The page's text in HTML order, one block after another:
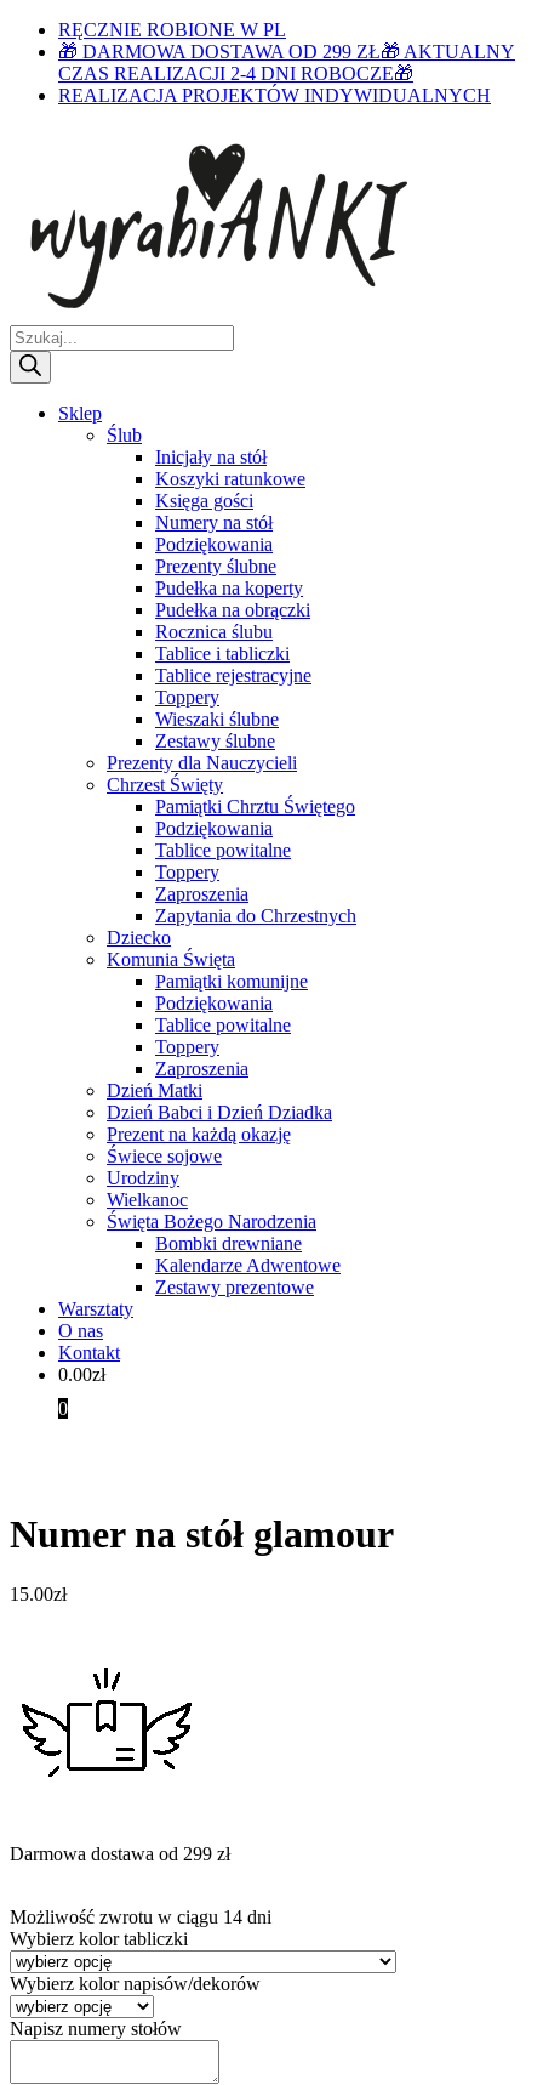
RĘCZNIE ROBIONE W PL
🎁 DARMOWA DOSTAWA OD 299 ZŁ🎁 AKTUALNY
CZAS REALIZACJI 2-4 DNI ROBOCZE🎁
REALIZACJA PROJEKTÓW INDYWIDUALNYCH
Wyszukiwarka
produktów
Sklep
Ślub
Inicjały na stół
Koszyki ratunkowe
Księga gości
Numery na stół
Podziękowania
Prezenty ślubne
Pudełka na koperty
Pudełka na obrączki
Rocznica ślubu
Tablice i tabliczki
Tablice rejestracyjne
Toppery
Wieszaki ślubne
Zestawy ślubne
Prezenty dla Nauczycieli
Chrzest Święty
Pamiątki Chrztu Świętego
Podziękowania
Tablice powitalne
Toppery
Zaproszenia
Zapytania do Chrzestnych
Dziecko
Komunia Święta
Pamiątki komunijne
Podziękowania
Tablice powitalne
Toppery
Zaproszenia
Dzień Matki
Dzień Babci i Dzień Dziadka
Prezent na każdą okazję
Świece sojowe
Urodziny
Wielkanoc
Święta Bożego Narodzenia
Bombki drewniane
Kalendarze Adwentowe
Zestawy prezentowe
Warsztaty
O nas
Kontakt
0.00zł
0
Numer na stół glamour
15.00zł
Darmowa dostawa od 299 zł
Możliwość zwrotu w ciągu 14 dni
Wybierz kolor tabliczki
Wybierz kolor napisów/dekorów
Napisz numery stołów